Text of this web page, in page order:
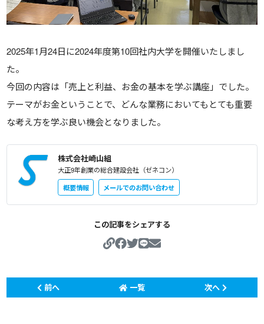
2025年1月24日に2024年度第10回社内大学を開催いたしまし
た。
今回の内容は「売上と利益、お金の基本を学ぶ講座」でした。
テーマがお金ということで、どんな業務においてもとても重要
な考え方を学ぶ良い機会となりました。
株式会社崎山組
大正9年創業の総合建設会社（ゼネコン）
概要情報
メールでのお問い合わせ
この記事をシェアする
https://sakiyamagumi.com/
前へ 一覧 次へ